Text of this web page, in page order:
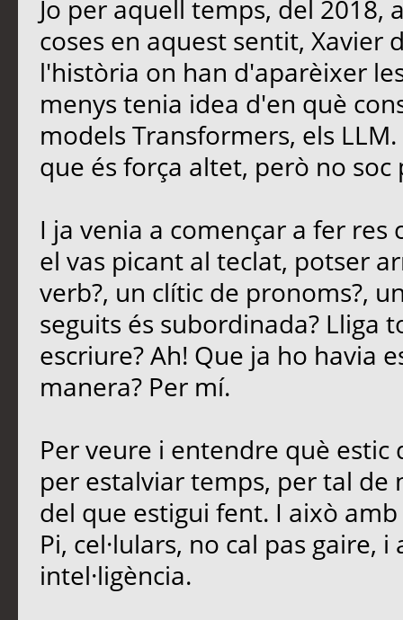
Jo per aquell temps, del 2018,
coses en aquest sentit, Xavier
l'història on han d'aparèixer
menys tenia idea d'en què
models Transformers, els
que és força altet, però no soc
I ja venia a començar a fer
el vas picant al teclat, potser
verb?, un clític de pronoms?,
seguits és subordinada? Lliga
escriure? Ah! Que ja ho havia
manera? Per mí.
Per veure i entendre què
per estalviar temps, per tal
del que estigui fent. I això
Pi, cel·lulars, no cal pas gaire,
intel·ligència.